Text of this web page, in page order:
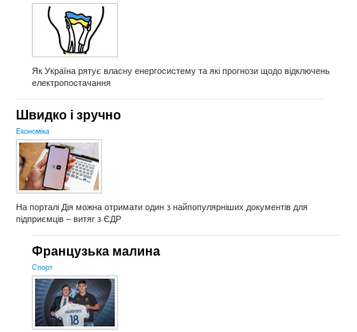
Як Україна рятує власну енергосистему та які прогнози щодо відключень
електропостачання
Швидко і зручно
Економіка
На порталі Дія можна отримати один з найпопулярніших документів для
підприємців – витяг з ЄДР
Французька малина
Спорт